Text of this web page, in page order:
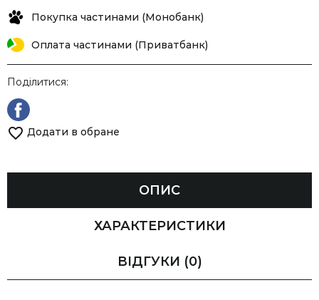
Покупка частинами (Монобанк)
Оплата частинами (Приватбанк)
Поділитися:
Додати в обране
ОПИС
ХАРАКТЕРИСТИКИ
ВІДГУКИ (0)